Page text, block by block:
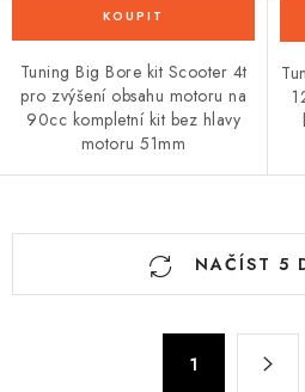
Tuning Big Bore kit Scooter 4t
pro zvýšení obsahu motoru na
90cc kompletní kit bez hlavy
motoru 51mm
NAČÍST 5
1